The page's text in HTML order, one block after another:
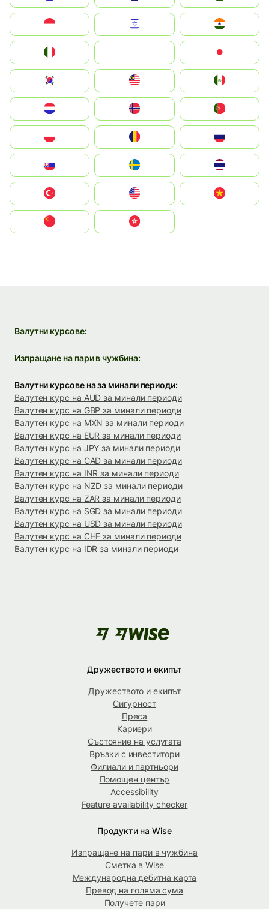
South Korea
United States
中國香港特別行政區
Валутни курсове:
Изпращане на пари в чужбина:
Валутни курсове на за минали периоди:
Валутен курс на AUD за минали периоди
Валутен курс на GBP за минали периоди
Валутен курс на MXN за минали периоди
Валутен курс на EUR за минали периоди
Валутен курс на JPY за минали периоди
Валутен курс на CAD за минали периоди
Валутен курс на INR за минали периоди
Валутен курс на NZD за минали периоди
Валутен курс на ZAR за минали периоди
Валутен курс на SGD за минали периоди
Валутен курс на USD за минали периоди
Валутен курс на CHF за минали периоди
Валутен курс на IDR за минали периоди
Дружеството и екипът
Дружеството и екипът
Сигурност
Преса
Кариери
Състояние на услугата
Връзки с инвеститори
Филиали и партньори
Помощен център
Accessibility
Feature availability checker
Продукти на Wise
Изпращане на пари в чужбина
Сметка в Wise
Международна дебитна карта
Превод на голяма сума
Получете пари